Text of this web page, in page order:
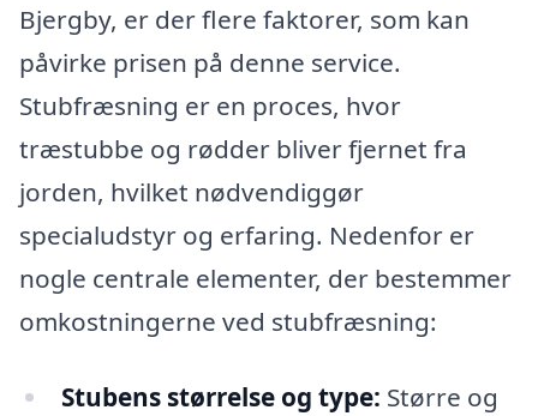
Bjergby, er der flere faktorer, som kan
påvirke prisen på denne service.
Stubfræsning er en proces, hvor
træstubbe og rødder bliver fjernet fra
jorden, hvilket nødvendiggør
specialudstyr og erfaring. Nedenfor er
nogle centrale elementer, der bestemmer
omkostningerne ved stubfræsning:
Stubens størrelse og type: Større og